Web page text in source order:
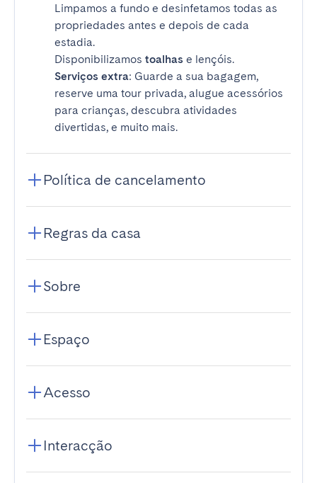
Limpamos a fundo e desinfetamos todas as
propriedades antes e depois de cada
estadia.
Disponibilizamos toalhas e lençóis.
Serviços extra: Guarde a sua bagagem,
reserve uma tour privada, alugue acessórios
para crianças, descubra atividades
divertidas, e muito mais.
Política de cancelamento
Regras da casa
Sobre
Espaço
Acesso
Interacção